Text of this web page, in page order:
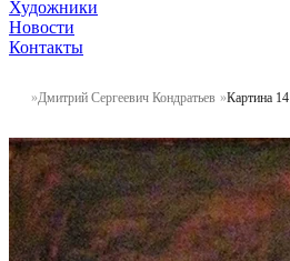
Художники
Новости
Контакты
Дмитрий Сергеевич Кондратьев Картина 14